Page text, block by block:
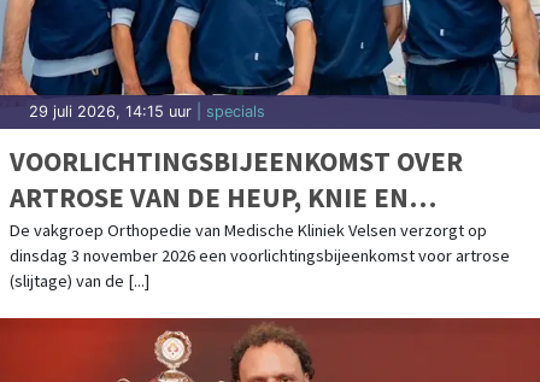
29 juli 2026, 14:15 uur | specials
VOORLICHTINGSBIJEENKOMST OVER
ARTROSE VAN DE HEUP, KNIE EN
SCHOUDER IN MEDISCHE KLINIEK VELSEN
De vakgroep Orthopedie van Medische Kliniek Velsen verzorgt op
dinsdag 3 november 2026 een voorlichtingsbijeenkomst voor artrose
(slijtage) van de [...]